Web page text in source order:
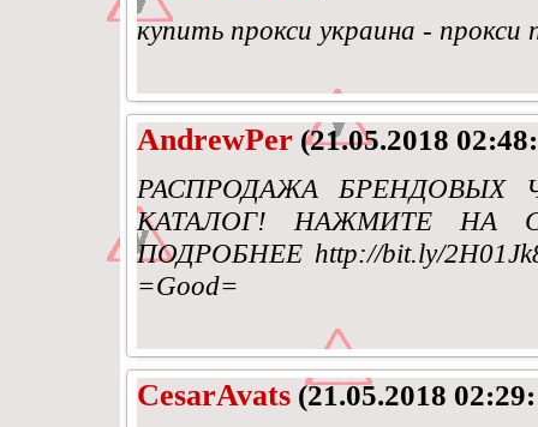
купить прокси украина - прокси
AndrewPer (21.05.2018
РАСПРОДАЖА БРЕНДОВЫХ
КАТАЛОГ! НАЖМИТЕ НА
ПОДРОБНЕЕ http://bit.ly/
=Good=
CesarAvats (21.05.2018